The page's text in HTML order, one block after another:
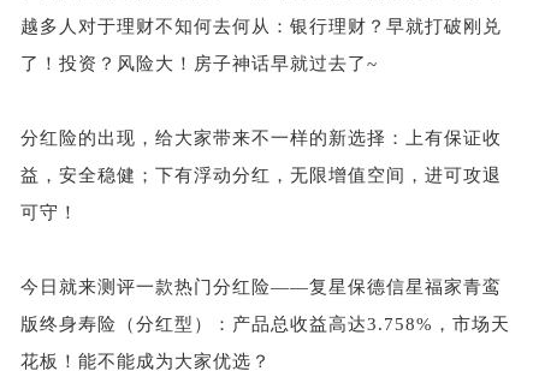
越多人对于理财不知何去何从：银行理财？早就打破刚兑
了！投资？风险大！房子神话早就过去了~
分红险的出现，给大家带来不一样的新选择：上有保证收
益，安全稳健；下有浮动分红，无限增值空间，进可攻退
可守！
今日就来测评一款热门分红险——复星保德信星福家青鸾
版终身寿险（分红型）：产品总收益高达3.758%，市场天
花板！能不能成为大家优选？